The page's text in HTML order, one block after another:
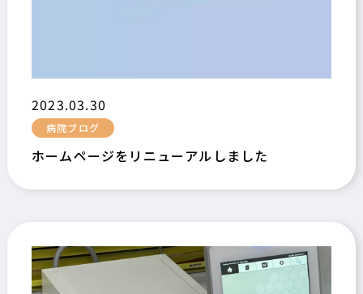
2023.03.30
病院ブログ
ホームページをリニューアルしました